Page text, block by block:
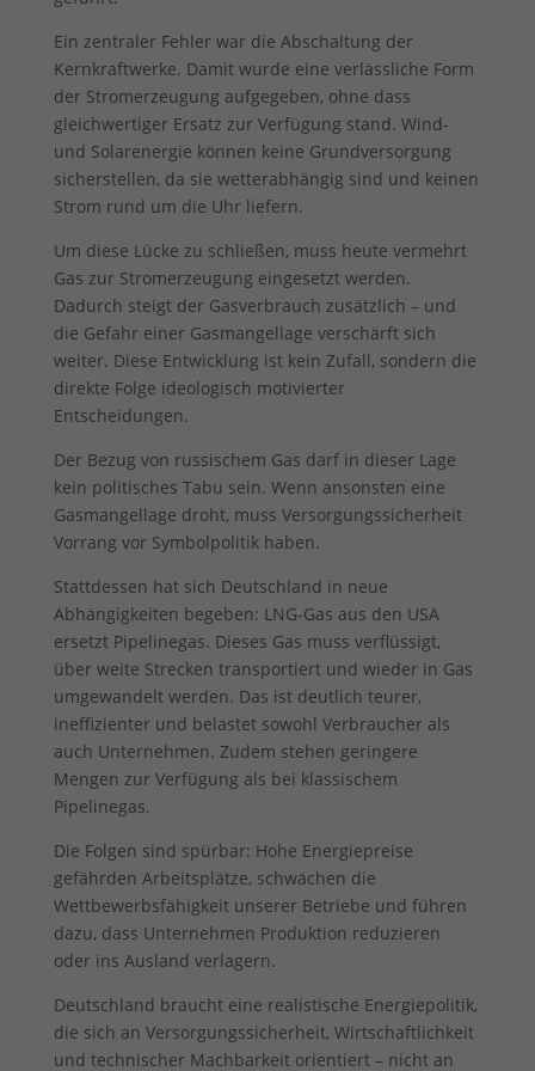
Ein zentraler Fehler war die Abschaltung der
Kernkraftwerke. Damit wurde eine verlässliche Form
der Stromerzeugung aufgegeben, ohne dass
gleichwertiger Ersatz zur Verfügung stand. Wind-
und Solarenergie können keine Grundversorgung
sicherstellen, da sie wetterabhängig sind und keinen
Strom rund um die Uhr liefern.
Um diese Lücke zu schließen, muss heute vermehrt
Gas zur Stromerzeugung eingesetzt werden.
Dadurch steigt der Gasverbrauch zusätzlich – und
die Gefahr einer Gasmangellage verschärft sich
weiter. Diese Entwicklung ist kein Zufall, sondern die
direkte Folge ideologisch motivierter
Entscheidungen.
Der Bezug von russischem Gas darf in dieser Lage
kein politisches Tabu sein. Wenn ansonsten eine
Gasmangellage droht, muss Versorgungssicherheit
Vorrang vor Symbolpolitik haben.
Stattdessen hat sich Deutschland in neue
Abhängigkeiten begeben: LNG-Gas aus den USA
ersetzt Pipelinegas. Dieses Gas muss verflüssigt,
über weite Strecken transportiert und wieder in Gas
umgewandelt werden. Das ist deutlich teurer,
ineffizienter und belastet sowohl Verbraucher als
auch Unternehmen. Zudem stehen geringere
Mengen zur Verfügung als bei klassischem
Pipelinegas.
Die Folgen sind spürbar: Hohe Energiepreise
gefährden Arbeitsplätze, schwächen die
Wettbewerbsfähigkeit unserer Betriebe und führen
dazu, dass Unternehmen Produktion reduzieren
oder ins Ausland verlagern.
Deutschland braucht eine realistische Energiepolitik,
die sich an Versorgungssicherheit, Wirtschaftlichkeit
und technischer Machbarkeit orientiert – nicht an
oder sich weitere Informationen anzeigen lassen und so nur
bestimmte Cookies auswählen.
Alle akzeptieren Speichern
Datenschutzeinstellungen
Essenziell (1)
Essenzielle Cookies ermöglichen grundlegende Funktionen und sind für
die einwandfreie Funktion der Website erforderlich.
Cookie-Informationen anzeigen
Externe Medien (7)
Inhalte von Videoplattformen und Social-Media-Plattformen werden
standardmäßig blockiert. Wenn Cookies von externen Medien akzeptiert
Einwilligung mehr.
Cookie-Informationen anzeigen
Datenschutzerklärung